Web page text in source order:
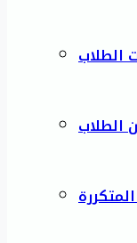
الطلاب
الطلاب